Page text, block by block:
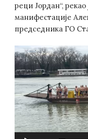
реци Јордан“,
манифестације
председника ГО
Video
Player